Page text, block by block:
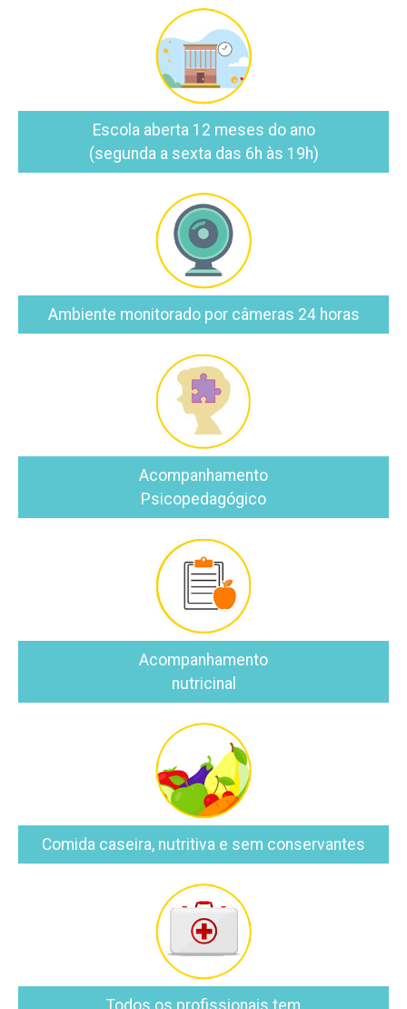
Escola aberta 12 meses do ano
(segunda a sexta das 6h às 19h)
Ambiente monitorado por câmeras 24 horas
Acompanhamento
Psicopedagógico
Acompanhamento
nutricinal
Comida caseira, nutritiva e sem conservantes